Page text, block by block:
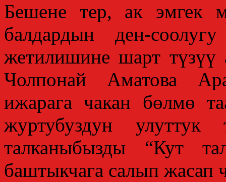
Бешене тер, ак эмгек
балдардын ден-
жетилишине шарт түзүү
Чолпонай Аматова
ижарага чакан бөлмө
журтубуздун
талканыбызды “Кут
баштыкчага салып жасап